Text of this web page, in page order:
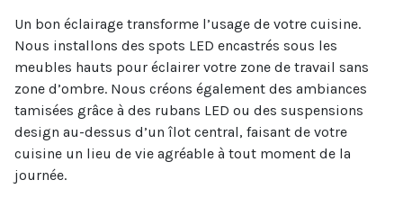
Un bon éclairage transforme l’usage de votre cuisine.
Nous installons des spots LED encastrés sous les
meubles hauts pour éclairer votre zone de travail sans
zone d’ombre. Nous créons également des ambiances
tamisées grâce à des rubans LED ou des suspensions
design au-dessus d’un îlot central, faisant de votre
cuisine un lieu de vie agréable à tout moment de la
journée.